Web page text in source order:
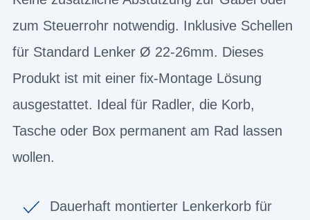
zum Steuerrohr notwendig. Inklusive Schellen
für Standard Lenker Ø 22-26mm. Dieses
Produkt ist mit einer fix-Montage Lösung
ausgestattet. Ideal für Radler, die Korb,
Tasche oder Box permanent am Rad lassen
wollen.
Dauerhaft montierter Lenkerkorb für